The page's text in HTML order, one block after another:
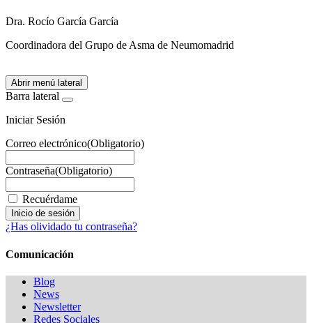
Dra. Rocío García García
Coordinadora del Grupo de Asma de Neumomadrid
Abrir menú lateral
Barra lateral
Iniciar Sesión
Correo electrónico(Obligatorio)
Contraseña(Obligatorio)
Recuérdame
¿Has olividado tu contraseña?
Comunicación
Blog
News
Newsletter
Redes Sociales